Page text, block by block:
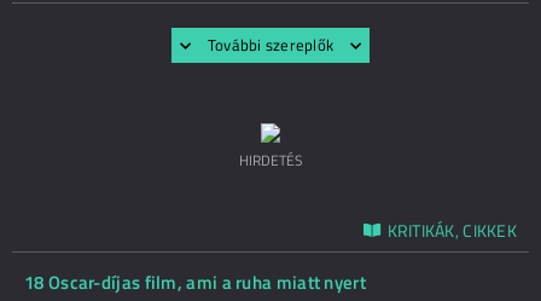
További szereplők
HIRDETÉS
KRITIKÁK, CIKKEK
18 Oscar-díjas film, ami a ruha miatt nyert